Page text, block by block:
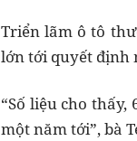
Triển lãm ô tô
lớn tới quyết định
“Số liệu cho
một năm tới”, bà